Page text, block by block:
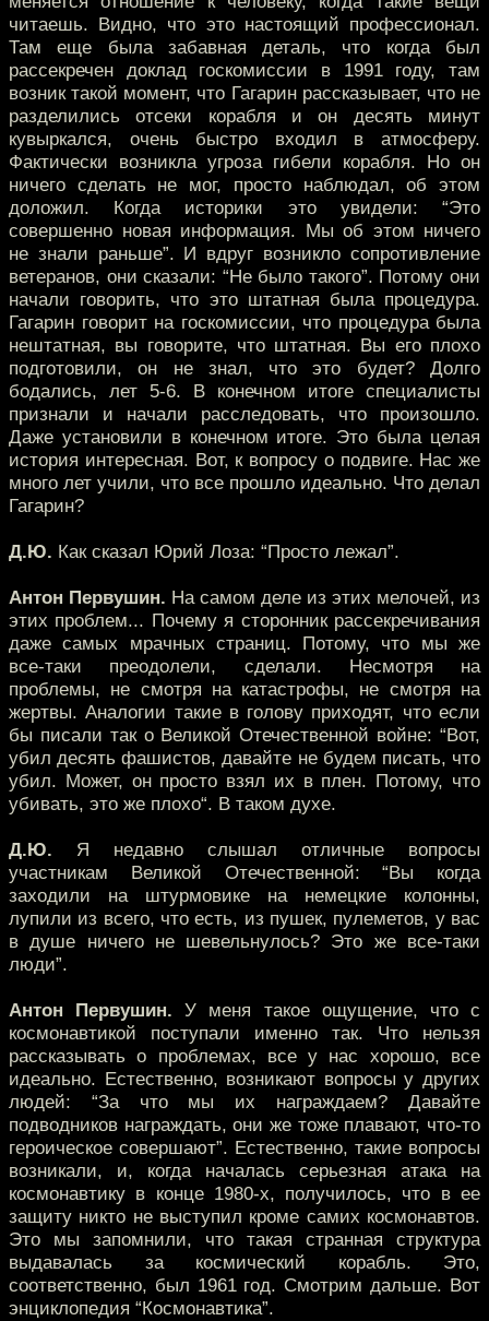
читаешь. Видно, что это настоящий профессионал.
Там еще была забавная деталь, что когда был
рассекречен доклад госкомиссии в 1991 году, там
возник такой момент, что Гагарин рассказывает, что не
разделились отсеки корабля и он десять минут
кувыркался, очень быстро входил в атмосферу.
Фактически возникла угроза гибели корабля. Но он
ничего сделать не мог, просто наблюдал, об этом
доложил. Когда историки это увидели: “Это
совершенно новая информация. Мы об этом ничего
не знали раньше”. И вдруг возникло сопротивление
ветеранов, они сказали: “Не было такого”. Потому они
начали говорить, что это штатная была процедура.
Гагарин говорит на госкомиссии, что процедура была
нештатная, вы говорите, что штатная. Вы его плохо
подготовили, он не знал, что это будет? Долго
бодались, лет 5-6. В конечном итоге специалисты
признали и начали расследовать, что произошло.
Даже установили в конечном итоге. Это была целая
история интересная. Вот, к вопросу о подвиге. Нас же
много лет учили, что все прошло идеально. Что делал
Гагарин?
Д.Ю. Как сказал Юрий Лоза: “Просто лежал”.
Антон Первушин. На самом деле из этих мелочей, из
этих проблем... Почему я сторонник рассекречивания
даже самых мрачных страниц. Потому, что мы же
все-таки преодолели, сделали. Несмотря на
проблемы, не смотря на катастрофы, не смотря на
жертвы. Аналогии такие в голову приходят, что если
бы писали так о Великой Отечественной войне: “Вот,
убил десять фашистов, давайте не будем писать, что
убил. Может, он просто взял их в плен. Потому, что
убивать, это же плохо“. В таком духе.
Д.Ю. Я недавно слышал отличные вопросы
участникам Великой Отечественной: “Вы когда
заходили на штурмовике на немецкие колонны,
лупили из всего, что есть, из пушек, пулеметов, у вас
в душе ничего не шевельнулось? Это же все-таки
люди”.
Антон Первушин. У меня такое ощущение, что с
космонавтикой поступали именно так. Что нельзя
рассказывать о проблемах, все у нас хорошо, все
идеально. Естественно, возникают вопросы у других
людей: “За что мы их награждаем? Давайте
подводников награждать, они же тоже плавают, что-то
героическое совершают”. Естественно, такие вопросы
возникали, и, когда началась серьезная атака на
космонавтику в конце 1980-х, получилось, что в ее
защиту никто не выступил кроме самих космонавтов.
Это мы запомнили, что такая странная структура
выдавалась за космический корабль. Это,
соответственно, был 1961 год. Смотрим дальше. Вот
энциклопедия “Космонавтика”.